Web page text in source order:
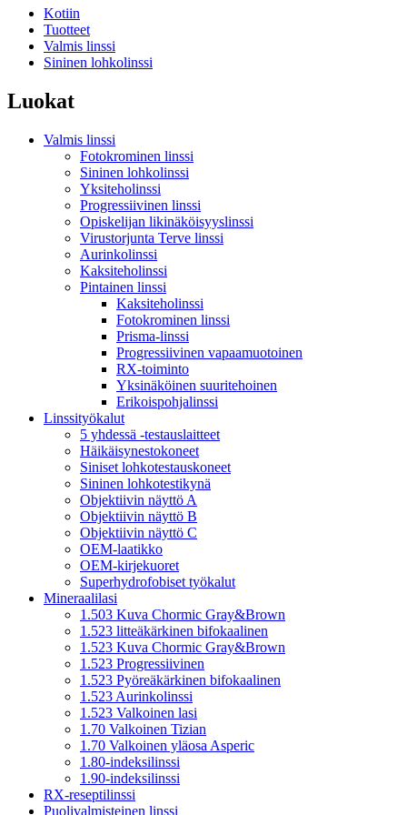
Kotiin
Tuotteet
Valmis linssi
Sininen lohkolinssi
Luokat
Valmis linssi
Fotokrominen linssi
Sininen lohkolinssi
Yksiteholinssi
Progressiivinen linssi
Opiskelijan likinäköisyyslinssi
Virustorjunta Terve linssi
Aurinkolinssi
Kaksiteholinssi
Pintainen linssi
Kaksiteholinssi
Fotokrominen linssi
Prisma-linssi
Progressiivinen vapaamuotoinen
RX-toiminto
Yksinäköinen suuritehoinen
Erikoispohjalinssi
Linssityökalut
5 yhdessä -testauslaitteet
Häikäisynestokoneet
Siniset lohkotestauskoneet
Sininen lohkotestikynä
Objektiivin näyttö A
Objektiivin näyttö B
Objektiivin näyttö C
OEM-laatikko
OEM-kirjekuoret
Superhydrofobiset työkalut
Mineraalilasi
1.503 Kuva Chormic Gray&Brown
1.523 litteäkärkinen bifokaalinen
1.523 Kuva Chormic Gray&Brown
1.523 Progressiivinen
1.523 Pyöreäkärkinen bifokaalinen
1.523 Aurinkolinssi
1.523 Valkoinen lasi
1.70 Valkoinen Tizian
1.70 Valkoinen yläosa Asperic
1.80-indeksilinssi
1.90-indeksilinssi
RX-reseptilinssi
Puolivalmisteinen linssi